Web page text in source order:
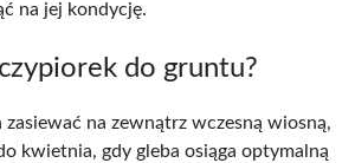
na jej kondycję.
do gruntu?
zasiewać na zewnątrz wczesną wiosną,
kwietnia, gdy gleba osiąga optymalną